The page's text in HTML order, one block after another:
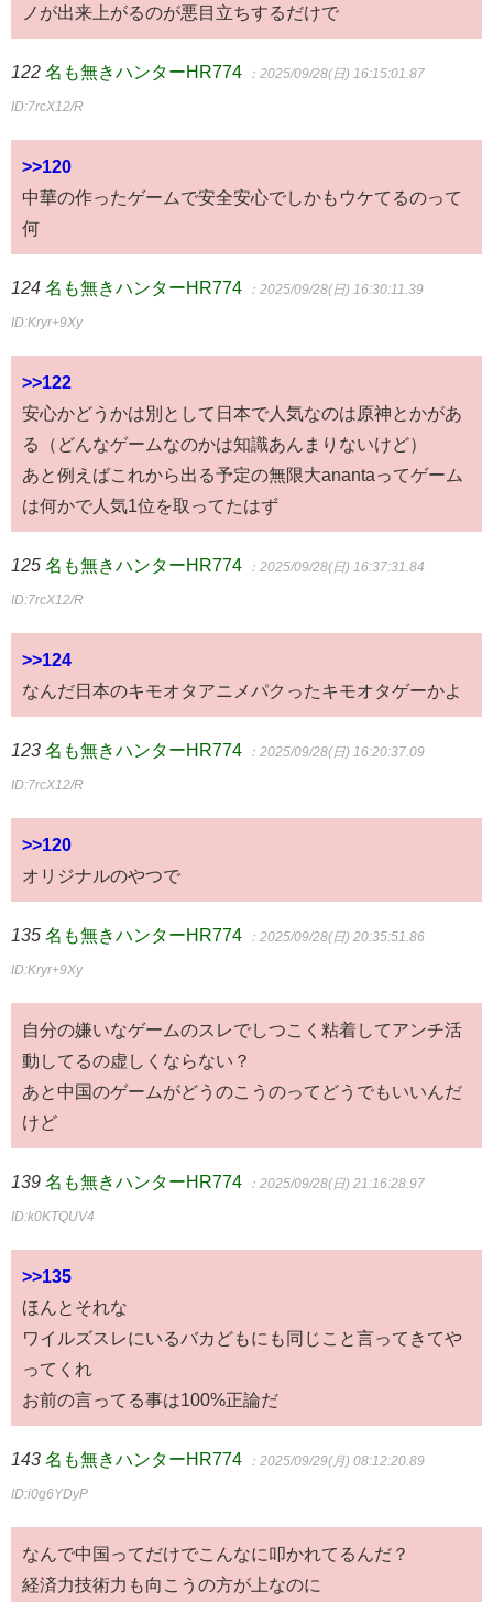
ノが出来上がるのが悪目立ちするだけで
122 名も無きハンターHR774 ：2025/09/28(日) 16:15:01.87
ID:7rcX12/R
>>120
中華の作ったゲームで安全安心でしかもウケてるのって
何
124 名も無きハンターHR774 ：2025/09/28(日) 16:30:11.39
ID:Kryr+9Xy
>>122
安心かどうかは別として日本で人気なのは原神とかがあ
る（どんなゲームなのかは知識あんまりないけど）
あと例えばこれから出る予定の無限大anantaってゲーム
は何かで人気1位を取ってたはず
125 名も無きハンターHR774 ：2025/09/28(日) 16:37:31.84
ID:7rcX12/R
>>124
なんだ日本のキモオタアニメパクったキモオタゲーかよ
123 名も無きハンターHR774 ：2025/09/28(日) 16:20:37.09
ID:7rcX12/R
>>120
オリジナルのやつで
135 名も無きハンターHR774 ：2025/09/28(日) 20:35:51.86
ID:Kryr+9Xy
自分の嫌いなゲームのスレでしつこく粘着してアンチ活
動してるの虚しくならない？
あと中国のゲームがどうのこうのってどうでもいいんだ
けど
139 名も無きハンターHR774 ：2025/09/28(日) 21:16:28.97
ID:k0KTQUV4
>>135
ほんとそれな
ワイルズスレにいるバカどもにも同じこと言ってきてや
ってくれ
お前の言ってる事は100%正論だ
143 名も無きハンターHR774 ：2025/09/29(月) 08:12:20.89
ID:i0g6YDyP
なんで中国ってだけでこんなに叩かれてるんだ？
経済力技術力も向こうの方が上なのに